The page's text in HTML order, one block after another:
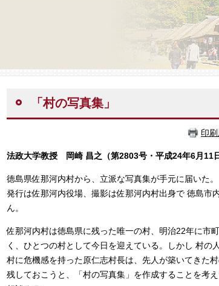
「村の写真集」
印
法政大学教授 岡崎 昌之 （第2803号・平成24年6月11
徳島県佐那河内村から、立派な写真集が手元に届いた
発行は佐那河内役場、撮影は佐那河内村出身で 徳島市
ん。
佐那河内村は徳島県に残った唯一の村、明治22年に市
く、ひとつの村として今日を迎えている。しかし 村
村に危機感を持った原仁志村長は、先人が築いてきた
残しておこうと、「村の写真集」を作成することを考